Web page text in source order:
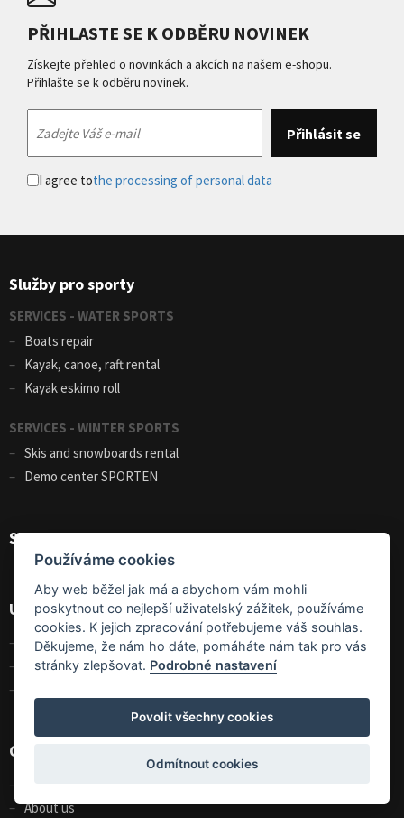
PŘIHLASTE SE K ODBĚRU NOVINEK
Získejte přehled o novinkách a akcích na našem e-shopu.
Přihlašte se k odběru novinek.
I agree tothe processing of personal data
Služby pro sporty
SERVICES - WATER SPORTS
Boats repair
Kayak, canoe, raft rental
Kayak eskimo roll
SERVICES - WINTER SPORTS
Skis and snowboards rental
Demo center SPORTEN
Shopping helper
Useful
Terms and conditions
GDPR
Contact
About us
Používáme cookies
Aby web běžel jak má a abychom vám mohli
poskytnout co nejlepší uživatelský zážitek, používáme
cookies. K jejich zpracování potřebujeme váš souhlas.
Děkujeme, že nám ho dáte, pomáháte nám tak pro vás
stránky zlepšovat. Podrobné nastavení
Povolit všechny cookies
Odmítnout cookies